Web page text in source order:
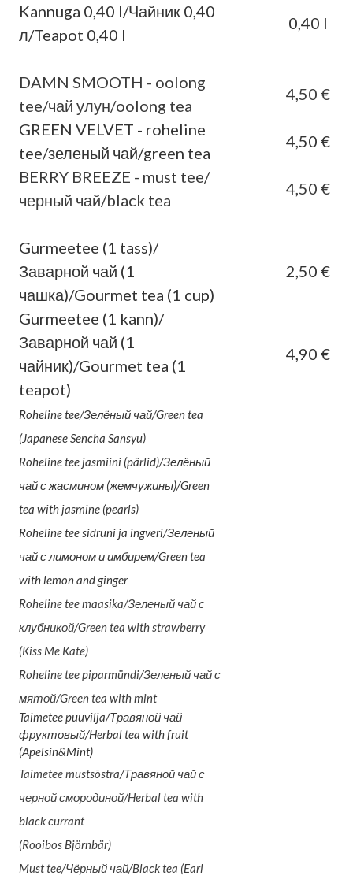
Kannuga 0,40 l/Чайник 0,40
л/Teapot 0,40 l
0,40 l
DAMN SMOOTH - oolong
tee/чай улун/oolong tea
4,50 €
GREEN VELVET - roheline
tee/зеленый чай/green tea
4,50 €
BERRY BREEZE - must tee/
черный чай/black tea
4,50 €
Gurmeetee (1 tass)/
Заварной чай (1
чашка)/Gourmet tea (1 cup)
2,50 €
Gurmeetee (1 kann)/
Заварной чай (1
чайник)/Gourmet tea (1
teapot)
4,90 €
Roheline tee/Зелёный чай/Green tea
(Japanese Sencha Sansyu)
Roheline tee jasmiini (pärlid)/Зелёный
чай с жасмином (жемчужины)/Green
tea with jasmine (pearls)
Roheline tee sidruni ja ingveri/Зеленый
чай с лимоном и имбирем/Green tea
with lemon and ginger
Roheline tee maasika/Зеленый чай с
клубникой/Green tea with strawberry
(Kiss Me Kate)
Roheline tee piparmündi/Зеленый чай с
мятой/Green tea with mint
Taimetee puuvilja/Травяной чай
фруктовый/Herbal tea with fruit
(Apelsin&Mint)
Taimetee mustsõstra/Травяной чай с
черной смородиной/Herbal tea with
black currant
(Rooibos Björnbär)
Must tee/Чёрный чай/Black tea (Earl